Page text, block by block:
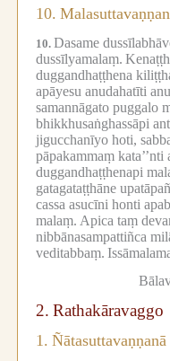
10.
10. Dasame
dussīlyamalaṃ.
duggandhaṭṭhena
apāyesu anudahatīti
samannāgato puggalo
bhikkhusaṅghassāpi
jigucchanīyo hoti,
pāpakammaṃ
duggandhaṭṭhenapi
gatagataṭṭhāne
cassa asucīni honti
malaṃ. Apica taṃ
nibbānasampattiñca
veditabbaṃ.
2. Rathakāravaggo
1. Ñātasuttavaṇṇanā